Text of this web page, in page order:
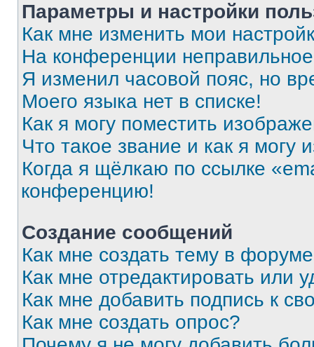
Параметры и настройки
Как мне изменить мои
На конференции
Я изменил часовой пояс, но
Моего языка нет в списке!
Как я могу поместить
Что такое звание и как я могу
Когда я щёлкаю по ссылке
конференцию!
Создание сообщений
Как мне создать тему в
Как мне отредактировать или
Как мне добавить подпись к
Как мне создать опрос?